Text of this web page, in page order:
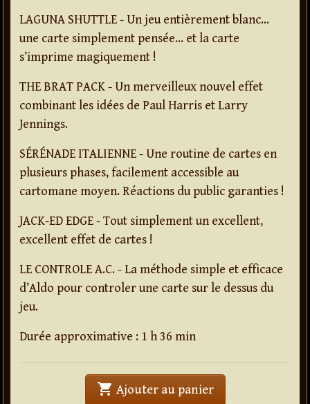
LAGUNA SHUTTLE - Un jeu entièrement blanc…
une carte simplement pensée… et la carte
s’imprime magiquement !
THE BRAT PACK - Un merveilleux nouvel effet
combinant les idées de Paul Harris et Larry
Jennings.
SÉRÉNADE ITALIENNE - Une routine de cartes en
plusieurs phases, facilement accessible au
cartomane moyen. Réactions du public garanties !
JACK-ED EDGE - Tout simplement un excellent,
excellent effet de cartes !
LE CONTROLE A.C. - La méthode simple et efficace
d’Aldo pour controler une carte sur le dessus du
jeu.
Durée approximative : 1 h 36 min
shopping_cart Ajouter au panier